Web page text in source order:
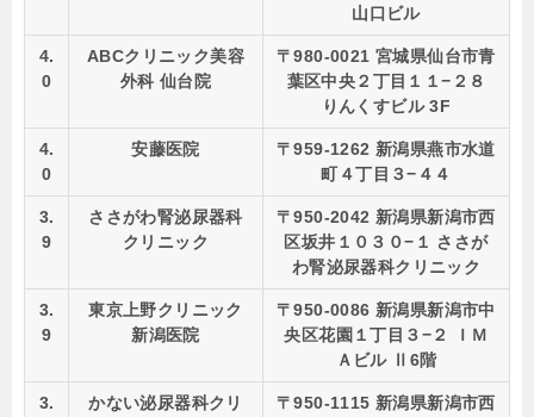
山口ビル
4.
0
ABCクリニック美容
外科 仙台院
〒980-0021 宮城県仙台市青
葉区中央２丁目１１−２８
りんくすビル 3F
4.
0
安藤医院
〒959-1262 新潟県燕市水道
町４丁目３−４４
3.
9
ささがわ腎泌尿器科
クリニック
〒950-2042 新潟県新潟市西
区坂井１０３０−１ ささが
わ腎泌尿器科クリニック
3.
9
東京上野クリニック
新潟医院
〒950-0086 新潟県新潟市中
央区花園１丁目３−２ ＩＭ
Ａビル Ⅱ6階
3.
かない泌尿器科クリ
〒950-1115 新潟県新潟市西